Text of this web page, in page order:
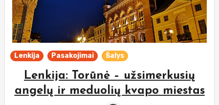
Lenkija Pasakojimai Šalys
Lenkija: Torūnė – užsimerkusių
angelų ir meduolių kvapo miestas